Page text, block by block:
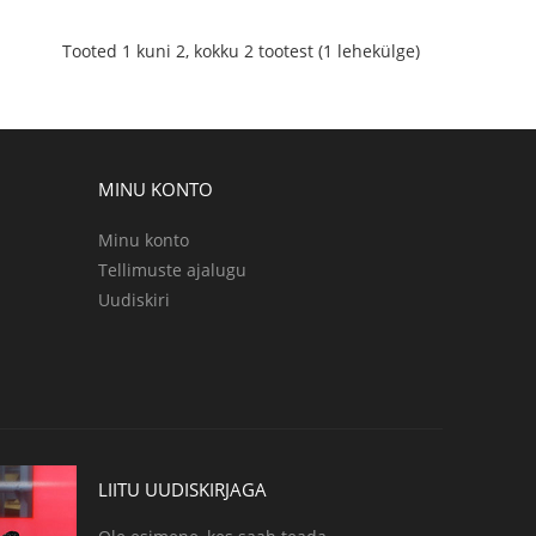
Tooted 1 kuni 2, kokku 2 tootest (1 lehekülge)
MINU KONTO
Minu konto
Tellimuste ajalugu
Uudiskiri
LIITU UUDISKIRJAGA